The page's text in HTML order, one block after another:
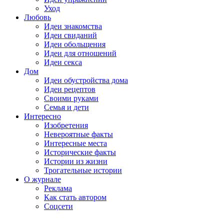
Уход
Любовь
Идеи знакомства
Идеи свиданий
Идеи обольщения
Идеи для отношений
Идеи секса
Дом
Идеи обустройства дома
Идеи рецептов
Своими руками
Семья и дети
Интересно
Изобретения
Невероятные факты
Интересные места
Исторические факты
Истории из жизни
Трогательные истории
О журнале
Реклама
Как стать автором
Соцсети